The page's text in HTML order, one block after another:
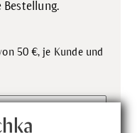
50 €, je Kunde und